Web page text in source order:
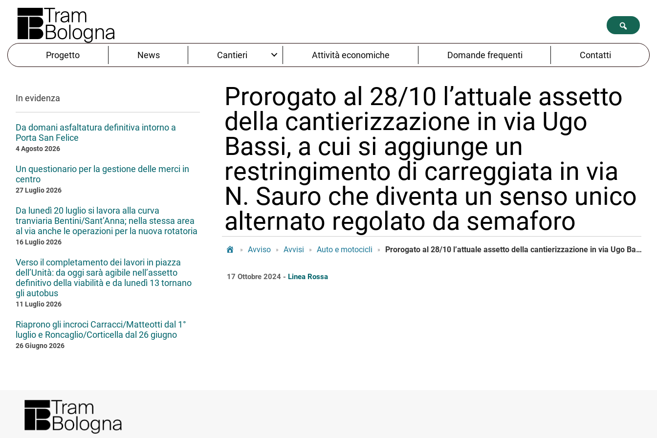
Progetto News Cantieri Attività economiche Domande frequenti Contatti
In evidenza
Da domani asfaltatura definitiva intorno a
Porta San Felice
4 Agosto 2026
Un questionario per la gestione delle merci in
centro
27 Luglio 2026
Da lunedì 20 luglio si lavora alla curva
tranviaria Bentini/Sant’Anna; nella stessa area
al via anche le operazioni per la nuova rotatoria
16 Luglio 2026
Verso il completamento dei lavori in piazza
dell’Unità: da oggi sarà agibile nell’assetto
definitivo della viabilità e da lunedì 13 tornano
gli autobus
11 Luglio 2026
Riaprono gli incroci Carracci/Matteotti dal 1°
luglio e Roncaglio/Corticella dal 26 giugno
26 Giugno 2026
Prorogato al 28/10 l’attuale assetto
della cantierizzazione in via Ugo
Bassi, a cui si aggiunge un
restringimento di carreggiata in via
N. Sauro che diventa un senso unico
alternato regolato da semaforo
Tram Bologna
» Avviso » Avvisi » Auto e motocicli » Prorogato al 28/10 l’attuale assetto della cantierizzazione in via Ugo Bassi, a cui si aggiunge un restringimento di carreggiata in via N. Sauro che diventa un senso unico alternato regolato da semaforo
17 Ottobre 2024 - Linea Rossa